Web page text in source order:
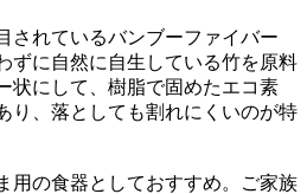
されているバンブーファイバー
ずに自然に自生している竹を原料
状にして、樹脂で固めたエコ素
り、落としても割れにくいのが特
用の食器としておすすめ。ご家族